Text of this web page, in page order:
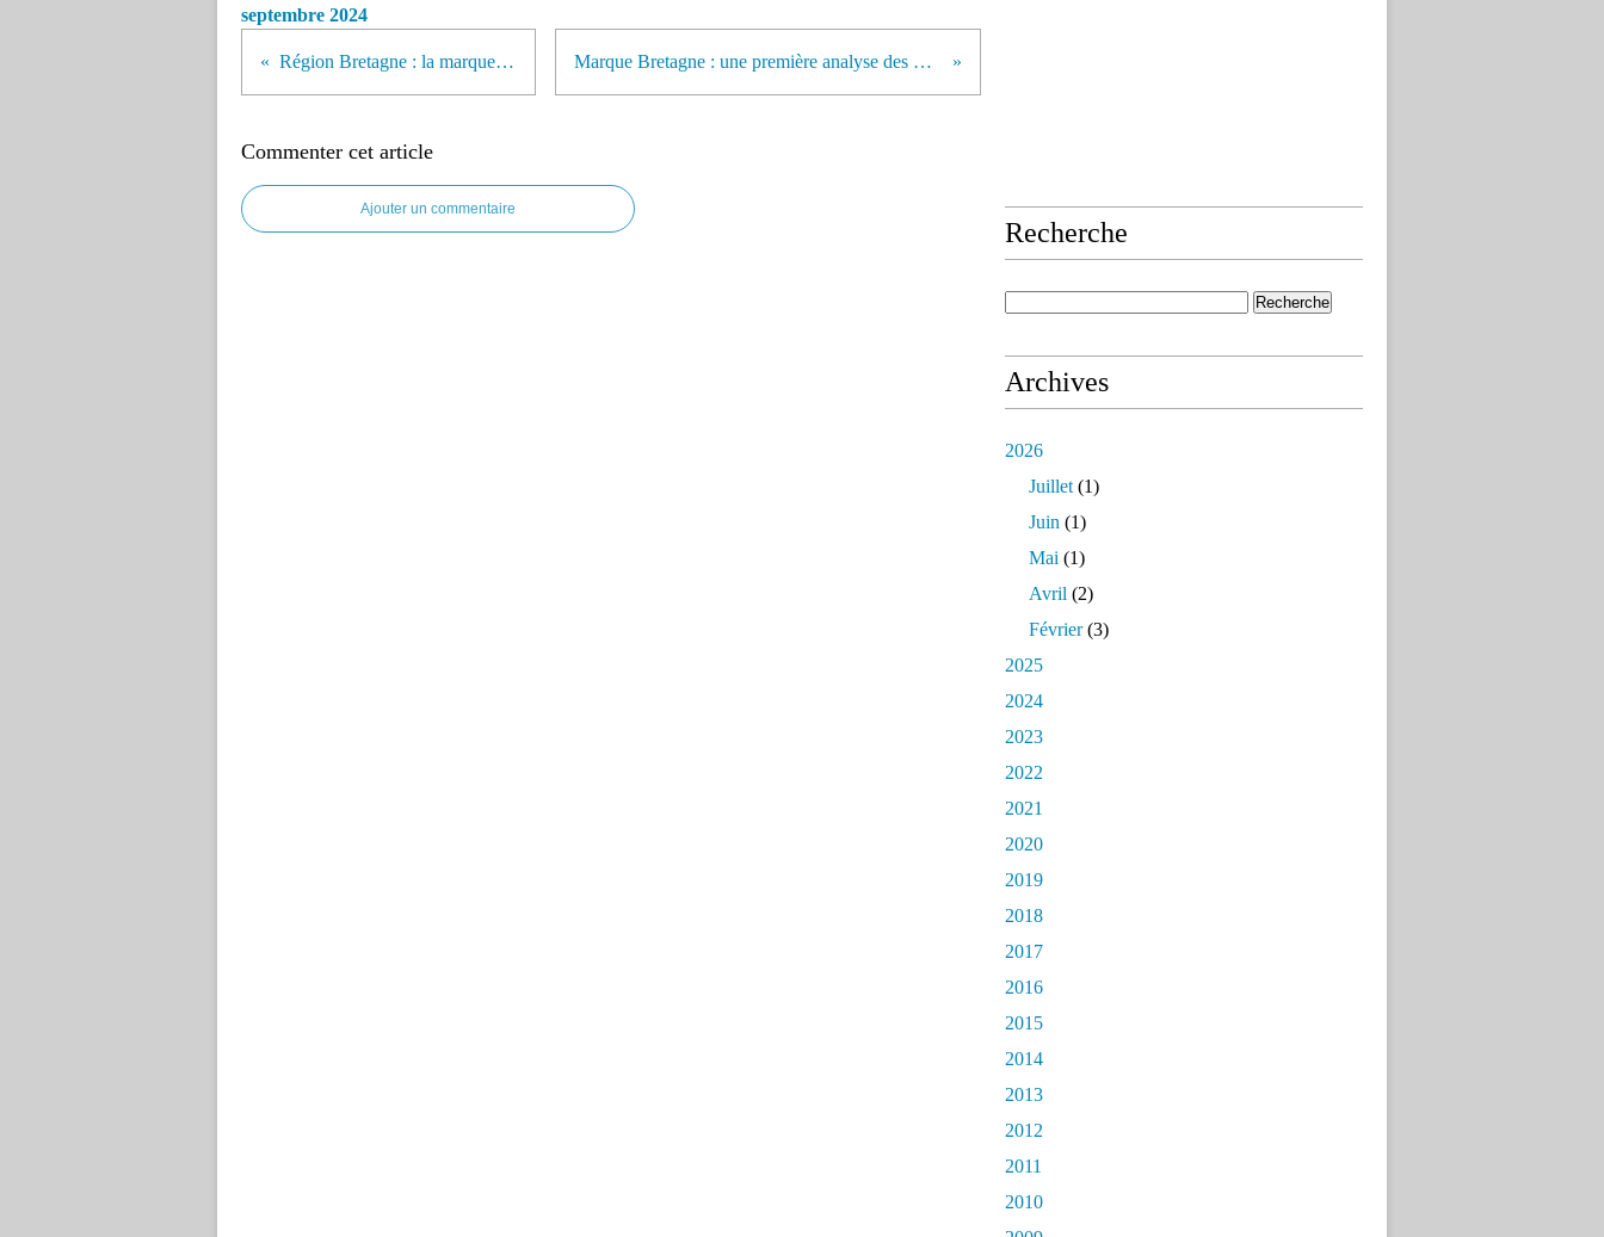
septembre 2024
Région Bretagne : la marque est lancée ! Marque Bretagne : une première analyse des médias nationaux
Commenter cet article
Ajouter un commentaire
Recherche
Archives
2026
Juillet (1)
Juin (1)
Mai (1)
Avril (2)
Février(3)
2025
2024
2023
2022
2021
2020
2019
2018
2017
2016
2015
2014
2013
2012
2011
2010